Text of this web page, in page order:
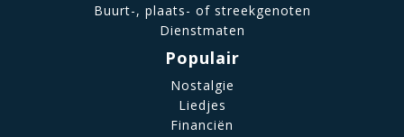
Buurt-, plaats- of streekgenoten
Dienstmaten
Populair
Nostalgie
Liedjes
Financiën